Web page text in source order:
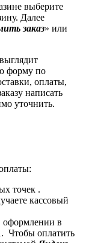
выберите
Далее
заказ» или
форму по
оплаты,
написать
уточнить.
точек .
кассовый
оформлении в
. Чтобы оплатить